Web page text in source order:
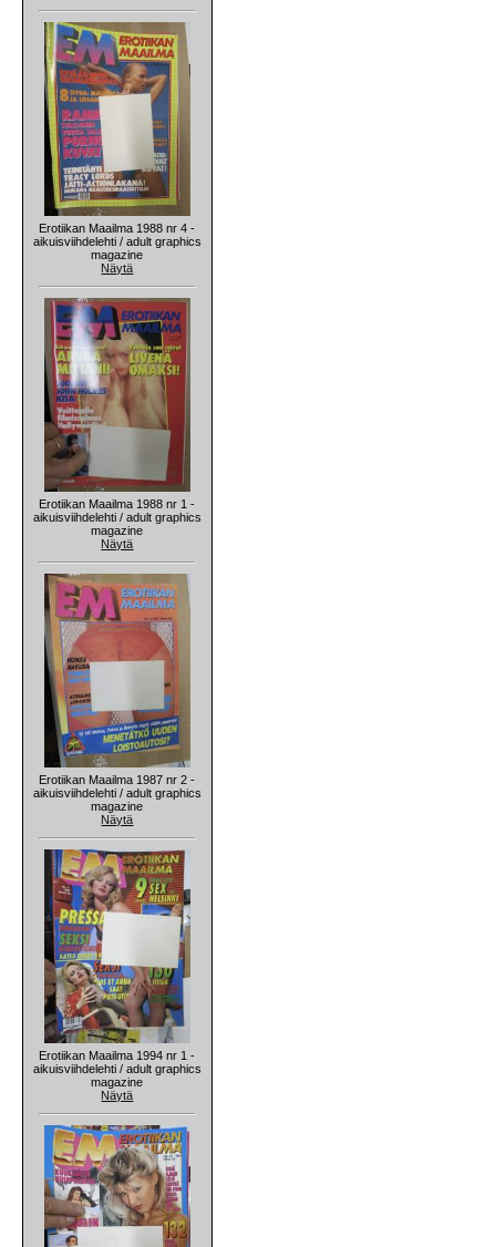
Erotiikan Maailma 1988 nr 4 -
aikuisviihdelehti / adult graphics
magazine
Näytä
Erotiikan Maailma 1988 nr 1 -
aikuisviihdelehti / adult graphics
magazine
Näytä
Erotiikan Maailma 1987 nr 2 -
aikuisviihdelehti / adult graphics
magazine
Näytä
Erotiikan Maailma 1994 nr 1 -
aikuisviihdelehti / adult graphics
magazine
Näytä